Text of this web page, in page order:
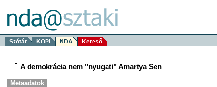
Szótár KOPI NDA Kereső
A demokrácia nem "nyugati" Amartya Sen
Metaadatok